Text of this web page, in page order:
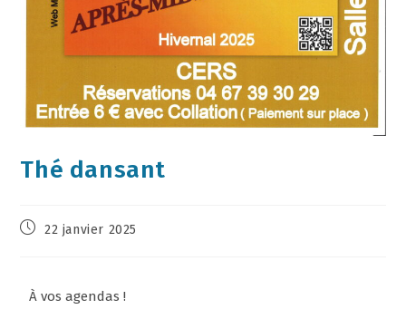
Thé dansant
22 janvier 2025
À vos agendas !